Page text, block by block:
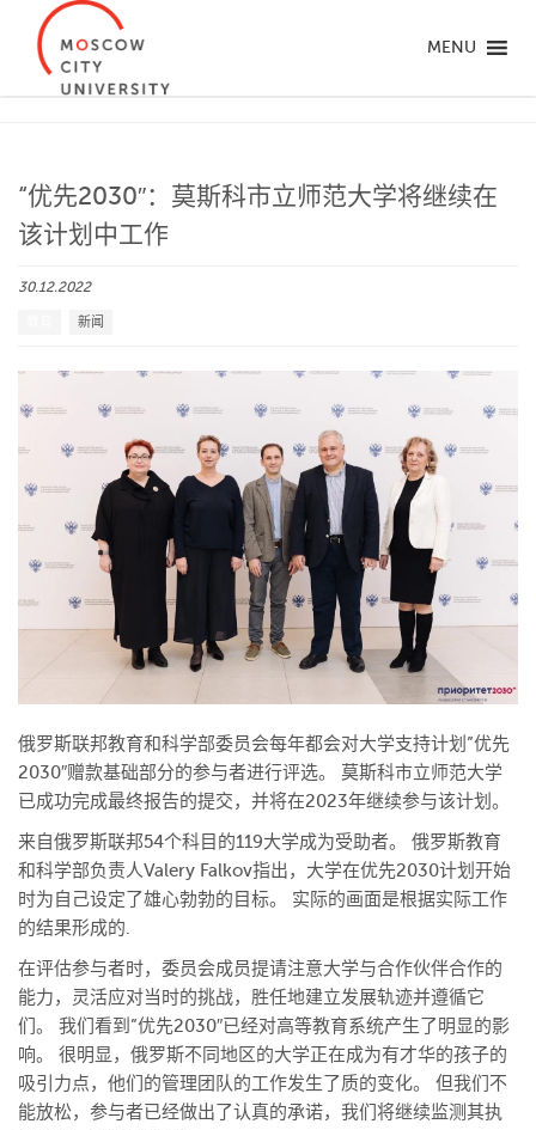
MENU
“优先2030″：莫斯科市立师范大学将继续在
该计划中工作
30.12.2022
新闻
俄罗斯联邦教育和科学部委员会每年都会对大学支持计划”优先
2030″赠款基础部分的参与者进行评选。 莫斯科市立师范大学
已成功完成最终报告的提交，并将在2023年继续参与该计划。
来自俄罗斯联邦54个科目的119大学成为受助者。 俄罗斯教育
和科学部负责人Valery Falkov指出，大学在优先2030计划开始
时为自己设定了雄心勃勃的目标。 实际的画面是根据实际工作
的结果形成的.
在评估参与者时，委员会成员提请注意大学与合作伙伴合作的
能力，灵活应对当时的挑战，胜任地建立发展轨迹并遵循它
们。 我们看到”优先2030″已经对高等教育系统产生了明显的影
响。 很明显，俄罗斯不同地区的大学正在成为有才华的孩子的
吸引力点，他们的管理团队的工作发生了质的变化。 但我们不
能放松，参与者已经做出了认真的承诺，我们将继续监测其执